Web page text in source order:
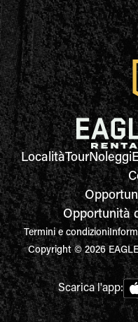
LocalitàTourNoleggi
Opportunità
Termini e condizioni
Copyright © 2026
Scarica l'app: